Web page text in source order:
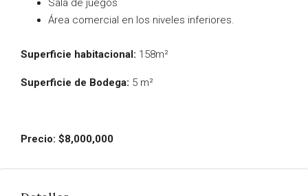
Sala de juegos
Área comercial en los niveles inferiores.
Superficie habitacional: 158m²
Superficie de Bodega: 5 m²
Precio: $8,000,000